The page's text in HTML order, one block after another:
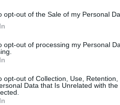
opt-out of the Sale of my Personal
opt-out of processing my Personal
opt-out of Collection, Use,
Data that Is Unrelated with
que se proyectó el largometraje
Para “Los Vengadores”, fueron
largas colas para adquirir las
tal éxito, el PSOE no puede
del que gozó en su día.
la Torrenueva; el Gran
y el cine de la Cava—,